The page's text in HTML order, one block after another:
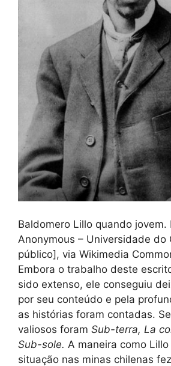
Baldomero Lillo quando jovem.
Anonymous – Universidade do
público], via Wikimedia
Embora o trabalho deste
sido extenso, ele conseguiu
por seu conteúdo e pela
as histórias foram contadas.
valiosos foram Sub-terra, La
Sub-sole. A maneira como
situação nas minas chilenas